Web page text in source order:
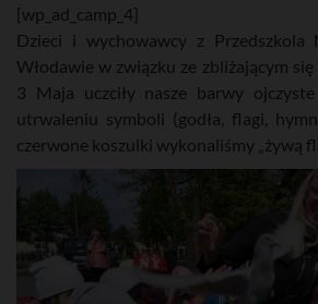
[wp_ad_camp_4]
Dzieci i wychowawcy z
Włodawie w związku ze zbliżającym
3 Maja uczciły nasze barwy
utrwaleniu symboli (godła, flagi,
czerwone koszulki wykonaliśmy „żywą